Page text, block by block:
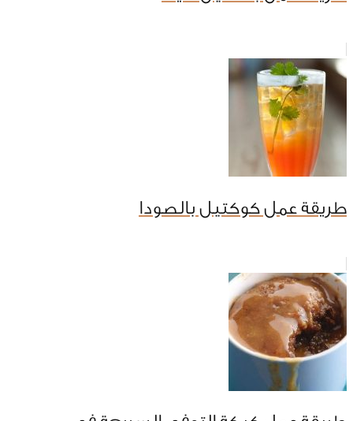
طريقة عمل كوكتيل بالصودا